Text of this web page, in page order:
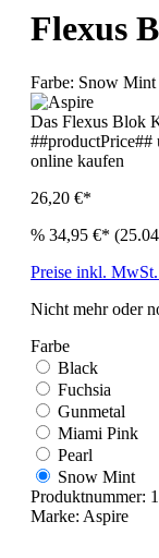
Flexus
Farbe: Snow Mint
Das Flexus Blok
##productPrice##
online kaufen
26,20 €*
% 34,95 €*
Preise inkl.
Nicht mehr oder
Farbe
Black
Fuchsia
Gunmetal
Miami Pink
Pearl
Snow Mint
Produktnummer:
Marke: Aspire